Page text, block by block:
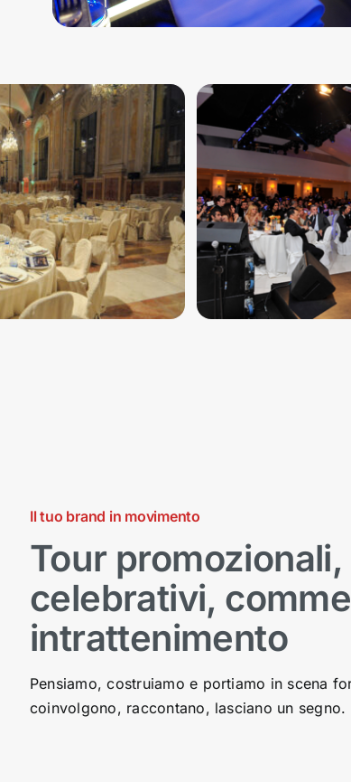
Il tuo brand in movimento
Tour promozionali,
celebrativi,
intrattenimento
Pensiamo, costruiamo e portiamo in scena
coinvolgono, raccontano, lasciano un segno.